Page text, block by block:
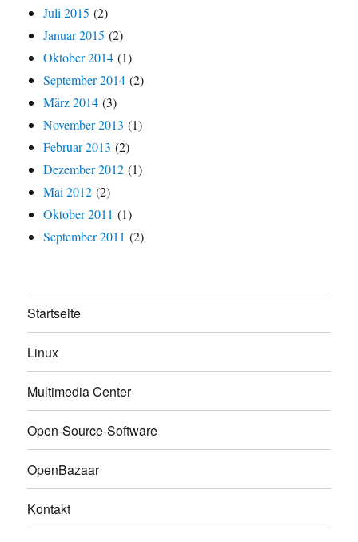
Juli 2015 (2)
Januar 2015 (2)
Oktober 2014 (1)
September 2014 (2)
März 2014 (3)
November 2013 (1)
Februar 2013 (2)
Dezember 2012 (1)
Mai 2012 (2)
Oktober 2011 (1)
September 2011 (2)
Startseite
Linux
Multimedia Center
Open-Source-Software
OpenBazaar
Kontakt